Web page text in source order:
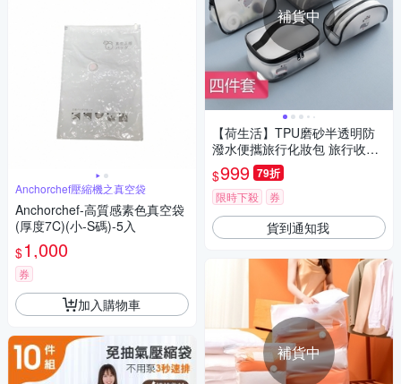
Anchorchef壓縮機之真空袋
Anchorchef-高質感素色真空袋
(厚度7C)(小-S碼)-5入
$1,000
券
加入購物車
補貨中
【荷生活】TPU磨砂半透明防
潑水便攜旅行化妝包 旅行收納
分類拉鏈洗漱包-四件套
$999 79折
限時下殺 券
貨到通知我
補貨中